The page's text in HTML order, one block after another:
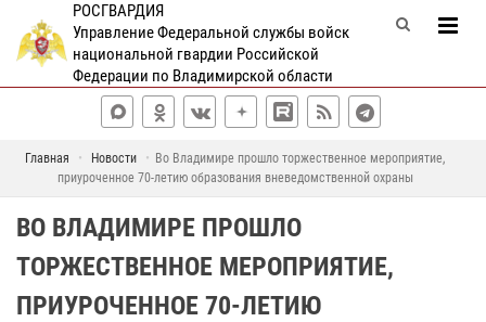
РОСГВАРДИЯ
Управление Федеральной службы войск
национальной гвардии Российской
Федерации по Владимирской области
Главная Новости
Во Владимире прошло торжественное мероприятие,
приуроченное 70-летию образования вневедомственной охраны
ВО ВЛАДИМИРЕ ПРОШЛО
ТОРЖЕСТВЕННОЕ МЕРОПРИЯТИЕ,
ПРИУРОЧЕННОЕ 70-ЛЕТИЮ